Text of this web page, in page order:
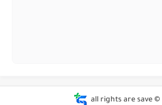
all rights are save ©